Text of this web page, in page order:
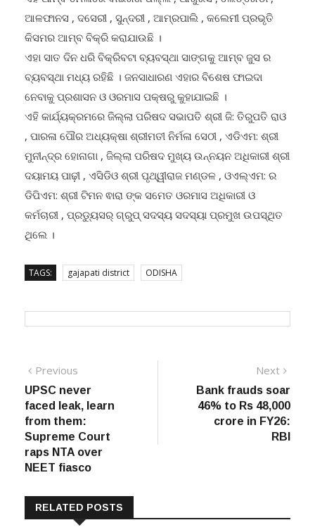
ଏହି ଆମ୍ବ ମେଳାରେ ବାଇଗଣ ପଲ୍ଲି , ଆଖୁରସ , ଲେଙ୍ଗେଡା ,
ଆଳଫାନସ , ଦସେରୀ , ସୁନ୍ଦରୀ , ଆମ୍ରପାଲି , କଲେମୀ ପ୍ରଭୃତି
କିସମର ଆମ୍ବ ବିକ୍ରି କରାଯାଉଛି ।
ଏହା ସାତ ଦିନ ଧରି ବିକ୍ରିବଟା ବ୍ୟବସ୍ଥା ସାଙ୍ଗକୁ ଆମ୍ବ ଜୁସ ର
ବ୍ୟବସ୍ଥା ମଧ୍ୟ ରହିଛି । ଜନସାଧାରଣ ଏହାର ବିଶେଷ ଫାଇଦା
ନେବାକୁ ପ୍ରଶାସନ ଓ ଓରମାସ ପକ୍ଷରୁ କୁହାଯାଇଛି ।
ଏହି କାର୍ଯ୍ୟକ୍ରମରେ ଜିଲ୍ଲା ପରିଷଦ ସଭାପତି ଶ୍ରୀ ଜି: ତିରୁପତି ରାଓ
, ପାରଳା ପୌର ଅଧ୍ୟକ୍ଷା ଶ୍ରୀମତୀ ନିର୍ମଳା ସେଠୀ , ଏଡିଏମ: ଶ୍ରୀ
ମୁନୀନ୍ଦ୍ର ହୋନାଗା , ଜିଲ୍ଲା ପରିଷଦ ମୁଖ୍ୟ ଉନ୍ନୟନ ଅଧିକାରୀ ଶ୍ରୀ
ଦୟାମୟ ପାଢ଼ୀ , ଏସିଡିଓ ଶ୍ରୀ ପୃଥ୍ୱୀରାଜ ମଣ୍ଡଳ , ଓଏଲ୍ଏମ: ର
ଡିପିଏମ: ଶ୍ରୀ ଟିମନ ଵାରା ଙ୍କ ସମେତ ଓରମାସ ଅଧିକାରୀ ଓ
କର୍ମଚାରୀ , ପ୍ରଡ୍ୟୁସର୍ ଗ୍ରୁପ୍ ସଦସ୍ୟ ସଦସ୍ୟା ପ୍ରମୁଖ ଉପସ୍ଥିତ
Post
navigation
Previous
post:
UPSC never
faced leak, learn
from them:
Supreme Court
raps NTA over
Next
post:
Bank frauds soar
46% to Rs 48,000
crore in FY26:
RELATED POSTS